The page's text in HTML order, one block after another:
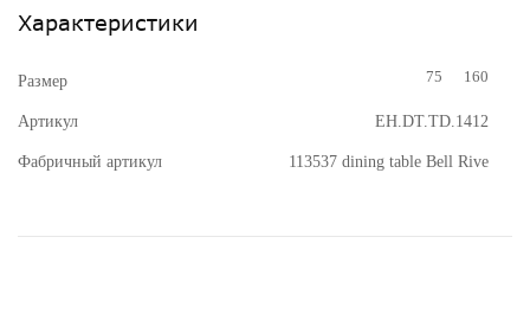
Характеристики
Размер 75 160
Артикул EH.DT.TD.1412
Фабричный артикул 113537 dining table Bell Rive